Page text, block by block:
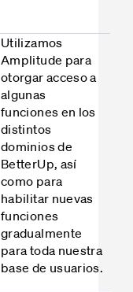
Utilizamos
Amplitude para
otorgar acceso a
algunas
funciones en los
distintos
dominios de
BetterUp, así
como para
habilitar nuevas
funciones
gradualmente
para toda nuestra
base de usuarios.